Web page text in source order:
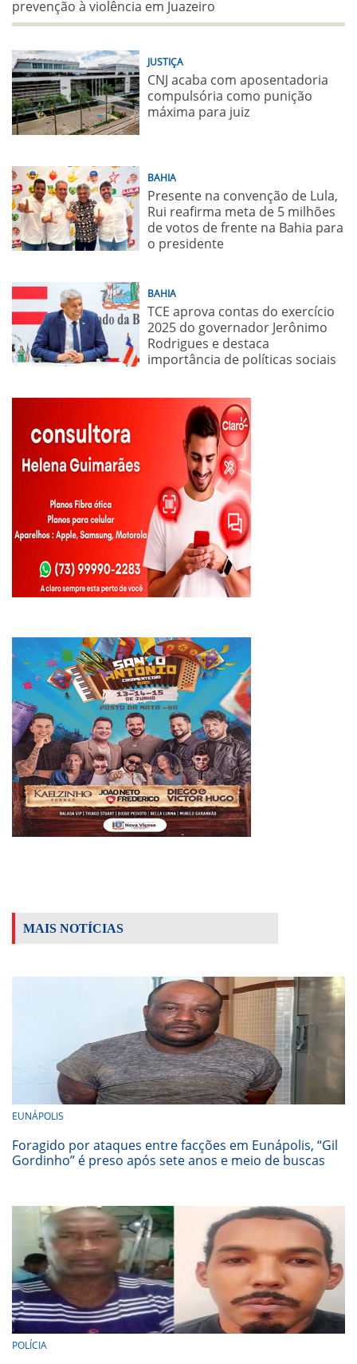
prevenção à violência em Juazeiro
JUSTIÇA
CNJ acaba com aposentadoria
compulsória como punição
máxima para juiz
BAHIA
Presente na convenção de Lula,
Rui reafirma meta de 5 milhões
de votos de frente na Bahia para
o presidente
BAHIA
TCE aprova contas do exercício
2025 do governador Jerônimo
Rodrigues e destaca
importância de políticas sociais
MAIS NOTÍCIAS
EUNÁPOLIS
Foragido por ataques entre facções em Eunápolis, “Gil
Gordinho” é preso após sete anos e meio de buscas
POLÍCIA